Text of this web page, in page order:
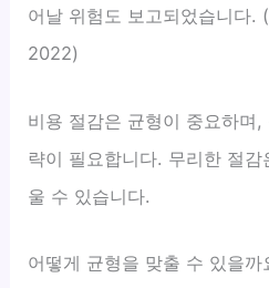
어날 위험도 보고되었습니다.
2022)
비용 절감은 균형이 중요하며
략이 필요합니다. 무리한 절
울 수 있습니다.
어떻게 균형을 맞출 수 있을까